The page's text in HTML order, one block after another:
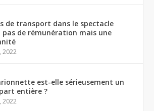
de transport dans le spectacle
pas de rémunération mais une
2022
est-elle sérieusement un
entière ?
2022